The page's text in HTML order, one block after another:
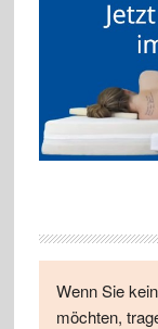
Wenn Sie
möchten,